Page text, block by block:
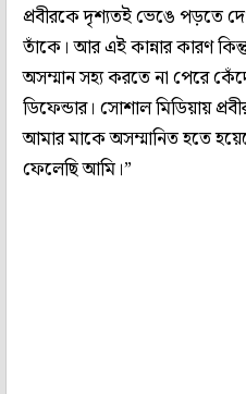
প্রবীরকে দৃশ্যতই ভেঙে পড়তে
তাঁকে। আর এই কান্নার কারণ
অসম্মান সহ্য করতে না পেরে
ডিফেন্ডার। সোশাল মিডিয়ায়
আমার মাকে অসম্মানিত হতে
ফেলেছি আমি।”